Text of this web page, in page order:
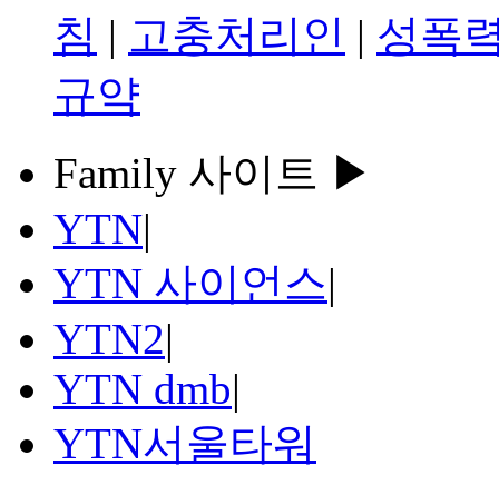
침 | 고충처리인 | 성폭
규약
Family 사이트 ▶
YTN|
YTN 사이언스|
YTN2|
YTN dmb|
YTN서울타워